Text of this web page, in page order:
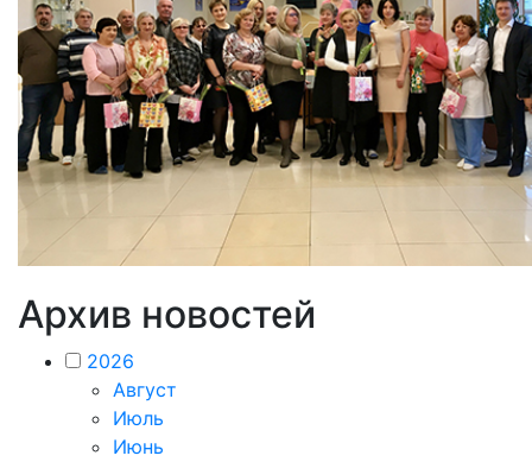
Архив новостей
2026
Август
Июль
Июнь